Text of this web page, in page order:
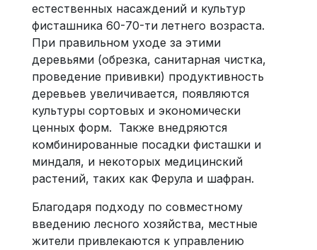
естественных насаждений и культур
фисташника 60-70-ти летнего возраста.
При правильном уходе за этими
деревьями (обрезка, санитарная чистка,
проведение прививки) продуктивность
деревьев увеличивается, появляются
культуры сортовых и экономически
ценных форм. Также внедряются
комбинированные посадки фисташки и
миндаля, и некоторых медицинский
растений, таких как Ферула и шафран.
Благодаря подходу по совместному
введению лесного хозяйства, местные
жители привлекаются к управлению